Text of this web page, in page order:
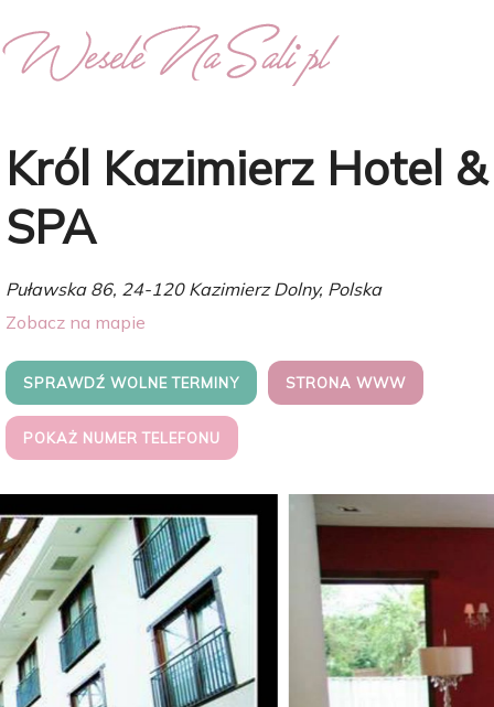
Król Kazimierz Hotel &
SPA
Puławska 86, 24-120 Kazimierz Dolny, Polska
Zobacz na mapie
SPRAWDŹ WOLNE TERMINY STRONA WWW
POKAŻ NUMER TELEFONU